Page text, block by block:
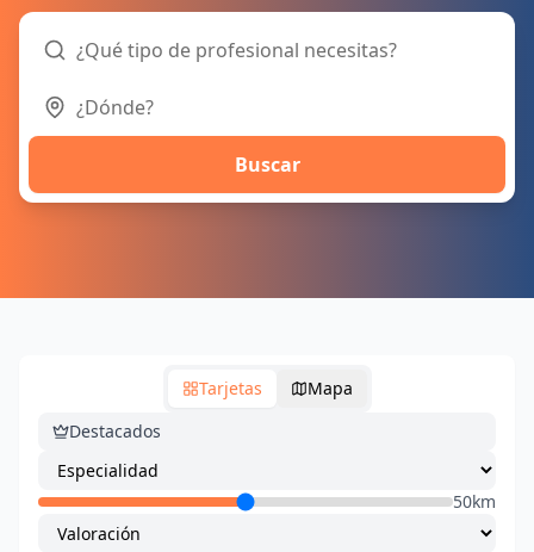
Buscar
Tarjetas
Mapa
Destacados
50km